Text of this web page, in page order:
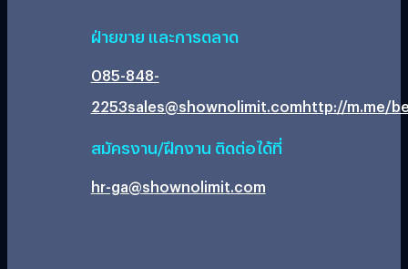
ฝ่ายขาย และการตลาด
085-848-
2253sales@shownolimit.comhttp://m.me/
สมัครงาน/ฝึกงาน ติดต่อได้ที่
hr-ga@shownolimit.com